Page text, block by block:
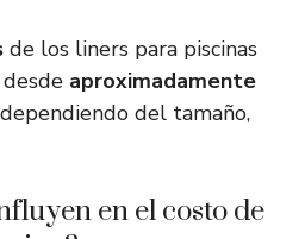
de los liners para piscinas
aproximadamente
dependiendo del tamaño,
en el costo de